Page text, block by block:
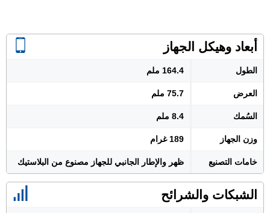
أبعاد وهيكل الجهاز
الطول 164.4 ملم
العرض 75.7 ملم
السُمك 8.4 ملم
وزن الجهاز 189 غرام
خامات التصنيع ظهر والإطار الجانبي للجهاز مصنوع من البلاستيك
الشبكات والشرائح